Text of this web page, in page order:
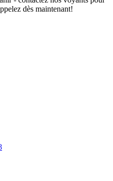
dès maintenant!